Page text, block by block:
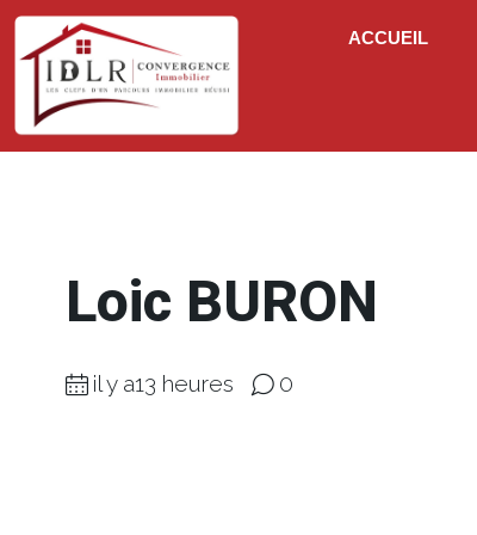
ACCUEIL
Loic BURON
il y a13 heures 0